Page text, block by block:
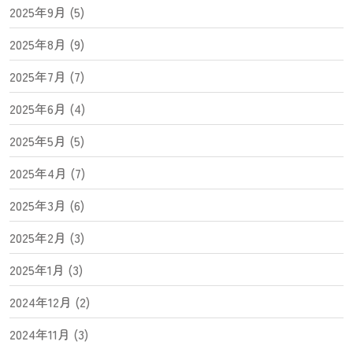
2025年9月 (5)
2025年8月 (9)
2025年7月 (7)
2025年6月 (4)
2025年5月 (5)
2025年4月 (7)
2025年3月 (6)
2025年2月 (3)
2025年1月 (3)
2024年12月 (2)
2024年11月 (3)